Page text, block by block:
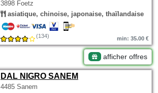
3898 Foetz
asiatique, chinoise, japonaise, thaïlandaise
(134) min: 35.00 €
afficher offres
DAL NIGRO SANEM
4485 Sanem